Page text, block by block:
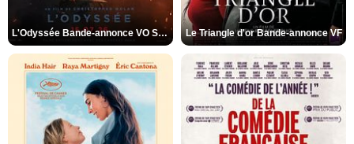
L'Odyssée Bande-annonce VO STFR Le Triangle d'or Bande-annonce VF